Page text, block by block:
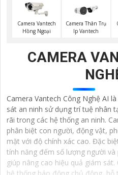
Camera Vantech
Hồng Ngoại
Camera Thân Trụ
Ip Vantech
CAMERA
Camera Vantech Công Nghệ AI
sát an ninh sử dụng trí tuệ nhân
rãi trong các hệ thống an ninh.
phân biệt con người, động vật,
mặt với độ chính xác cao. Đặc
tính năng đếm số lượng người
giúp nâng cao hiệu quả giám